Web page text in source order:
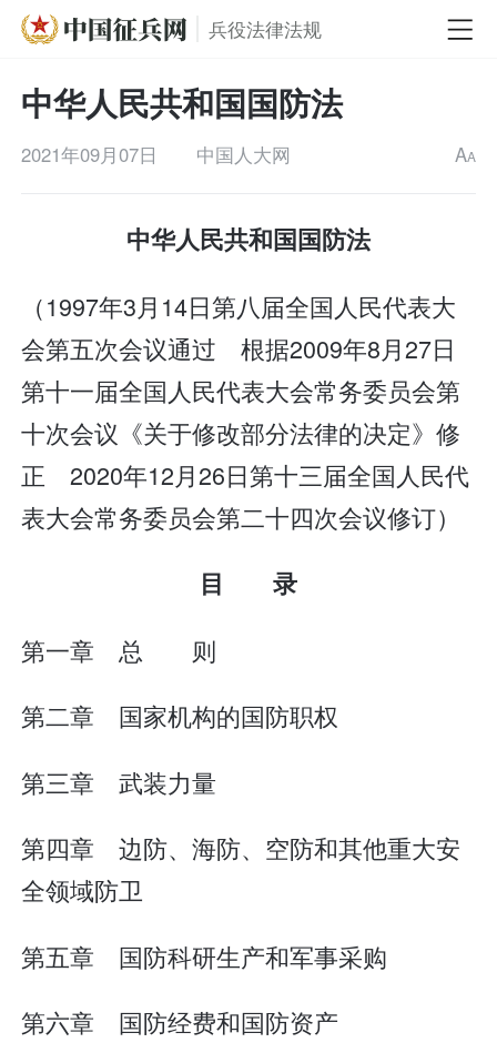
兵役法律法规
中华人民共和国国防法
2021年09月07日 中国人大网 AA
中华人民共和国国防法
（1997年3月14日第八届全国人民代表大
会第五次会议通过 根据2009年8月27日
第十一届全国人民代表大会常务委员会第
十次会议《关于修改部分法律的决定》修
正 2020年12月26日第十三届全国人民代
表大会常务委员会第二十四次会议修订）
目 录
第一章 总 则
第二章 国家机构的国防职权
第三章 武装力量
第四章 边防、海防、空防和其他重大安
全领域防卫
第五章 国防科研生产和军事采购
第六章 国防经费和国防资产